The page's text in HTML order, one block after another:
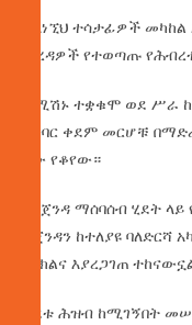
ከእነኚህ ተሳታፊዎች
ወረዳዎች የተወጣጡ
ኮሚሽኑ ተቋቁሞ ወደ ሥራ
ግንባር ቀደም መርሆቹ
ነው የቆየው።
በአጀንዳ ማሰባሰብ ሂደት
አጀንዳን ከተለያዩ ባለድርሻ
ውክልና እያረጋገጠ
ሂደቱ ሕዝብ ከሚገኝበት